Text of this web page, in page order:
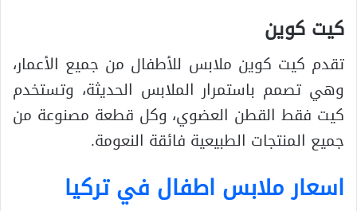
كيت كوين
تقدم كيت كوين ملابس للأطفال من جميع الأعمار،
وهي تصمم باستمرار الملابس الحديثة، وتستخدم
كيت فقط القطن العضوي، وكل قطعة مصنوعة من
جميع المنتجات الطبيعية فائقة النعومة.
اسعار ملابس اطفال في تركيا